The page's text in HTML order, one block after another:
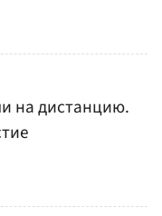
на дистанцию.